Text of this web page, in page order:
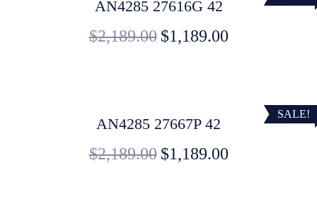
AN4285 27616G 42
$2,189.00 $1,189.00
SALE!
AN4285 27667P 42
$2,189.00 $1,189.00